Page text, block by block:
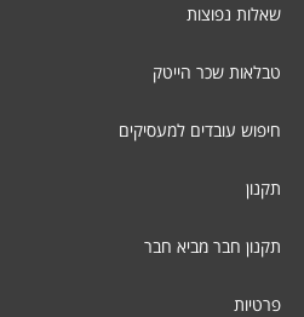
שאלות נפוצות
טבלאות שכר הייטק
חיפוש עובדים למעסיקים
תקנון
תקנון חבר מביא חבר
פרטיות